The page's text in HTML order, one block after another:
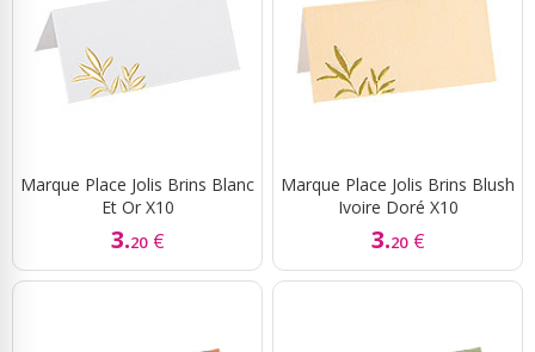
Marque Place Jolis Brins Blanc
Et Or X10
3.20 €
Marque Place Jolis Brins Blush
Ivoire Doré X10
3.20 €